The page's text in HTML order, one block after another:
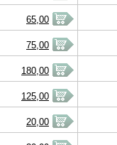
65,00
75,00
180,00
125,00
20,00